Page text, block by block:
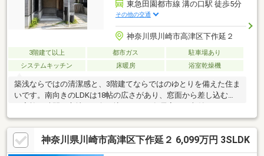
東急田園都市線 溝の口駅 徒歩5分
その他の交通
神奈川県川崎市高津区下作延２
3階建て以上 都市ガス
駐車場あり
システムキッチン
床暖房 浴室乾燥機
築浅ならではの清潔感と、3階建てならではのゆとりを備えた住ま
いです。南向きのLDKは18帖の広さがあり、窓面から差し込む光
り確保し、WICやSICなど“しまえる”工夫が随所に。駅徒歩5分と
いう利便性も大きな魅力で、日々の通勤・通学や買い物がスムー
ズに完結します。設備もまだまだ新しく、快適性と安心感を両立
した、長く愛せる住宅です。
神奈川県川崎市高津区下作延２ 6,099万円 3SLDK